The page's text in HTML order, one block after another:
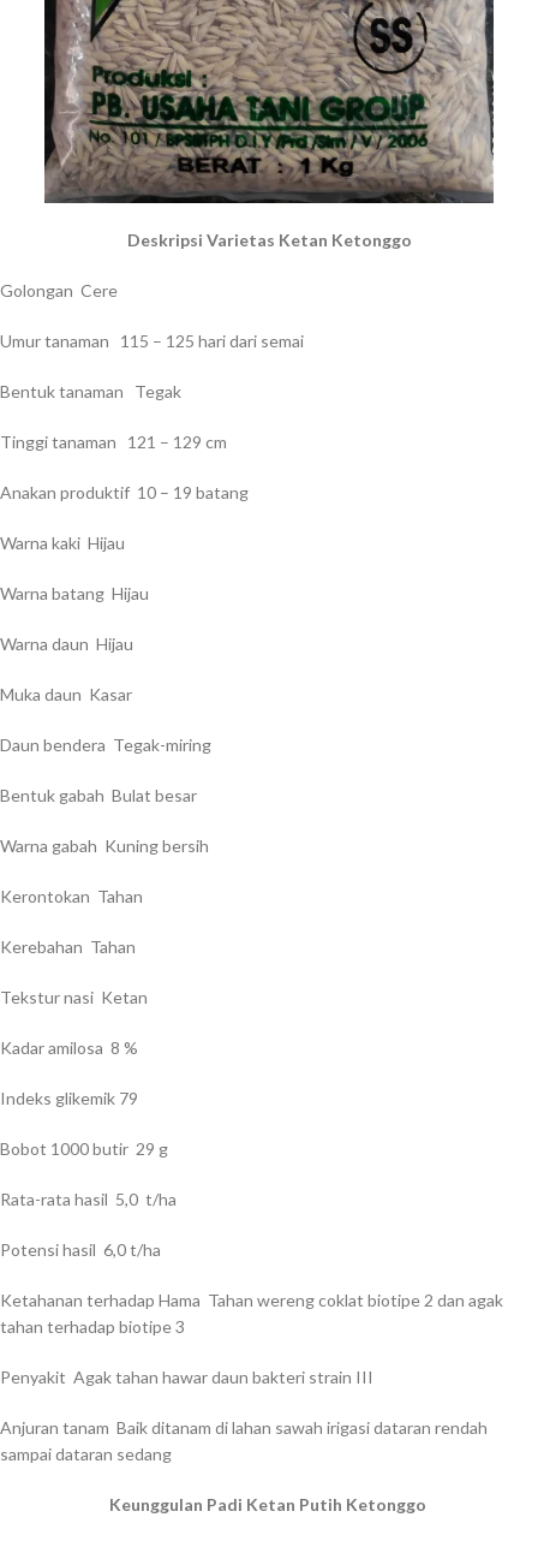
Deskripsi Varietas Ketan Ketonggo
Golongan Cere
Umur tanaman 115 – 125 hari dari semai
Bentuk tanaman Tegak
Tinggi tanaman 121 – 129 cm
Anakan produktif 10 – 19 batang
Warna kaki Hijau
Warna batang Hijau
Warna daun Hijau
Muka daun Kasar
Daun bendera Tegak-miring
Bentuk gabah Bulat besar
Warna gabah Kuning bersih
Kerontokan Tahan
Kerebahan Tahan
Tekstur nasi Ketan
Kadar amilosa 8 %
Indeks glikemik 79
Bobot 1000 butir 29 g
Rata-rata hasil 5,0 t/ha
Potensi hasil 6,0 t/ha
Ketahanan terhadap Hama Tahan wereng coklat biotipe 2 dan agak
tahan terhadap biotipe 3
Penyakit Agak tahan hawar daun bakteri strain III
Anjuran tanam Baik ditanam di lahan sawah irigasi dataran rendah
sampai dataran sedang
Keunggulan Padi Ketan Putih Ketonggo